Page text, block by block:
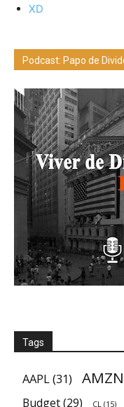
XD
Podcast: Papo de
Tags
AAPL(31) AMZN
Budget(29) CL (15)